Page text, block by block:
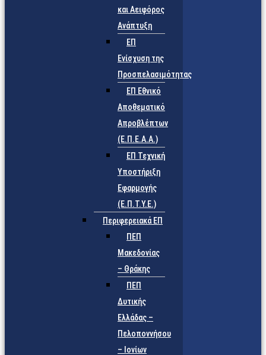
και Αειφόρος
Ανάπτυξη
ΕΠ
Ενίσχυση της
Προσπελασιμότητας
ΕΠ Εθνικό
Αποθεματικό
Απροβλέπτων
(Ε.Π.Ε.Α.Α.)
ΕΠ Τεχνική
Υποστήριξη
Εφαρμογής
(Ε.Π.Τ.Υ.Ε.)
Περιφερειακά ΕΠ
ΠΕΠ
Μακεδονίας
– Θράκης
ΠΕΠ
Δυτικής
Ελλάδας –
Πελοποννήσου
– Ιονίων